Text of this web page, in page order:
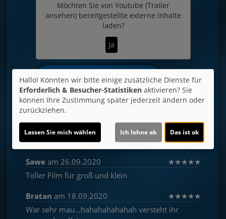
Möchten Sie von Youtube (Trailer
ansehen) bereitgestellte externe Inhalte
laden?
Ja
Trailer 1 | Trailer-FSK: 0
Kommentare
★★★★★ 6
Sawe am 26.09.2020 ★★★★★
Toller Film für groß und klein
Bratan am 18.09.2020 ★★★★★
War sehr mau...hahahahahahah versteht ihr
Hallo! Könnten wir bitte einige zusätzliche Dienste für
Erforderlich & Besucher-Statistiken aktivieren? Sie
können Ihre Zustimmung später jederzeit ändern oder
zurückziehen.
Lassen Sie mich wählen Ich lehne ab Das ist ok